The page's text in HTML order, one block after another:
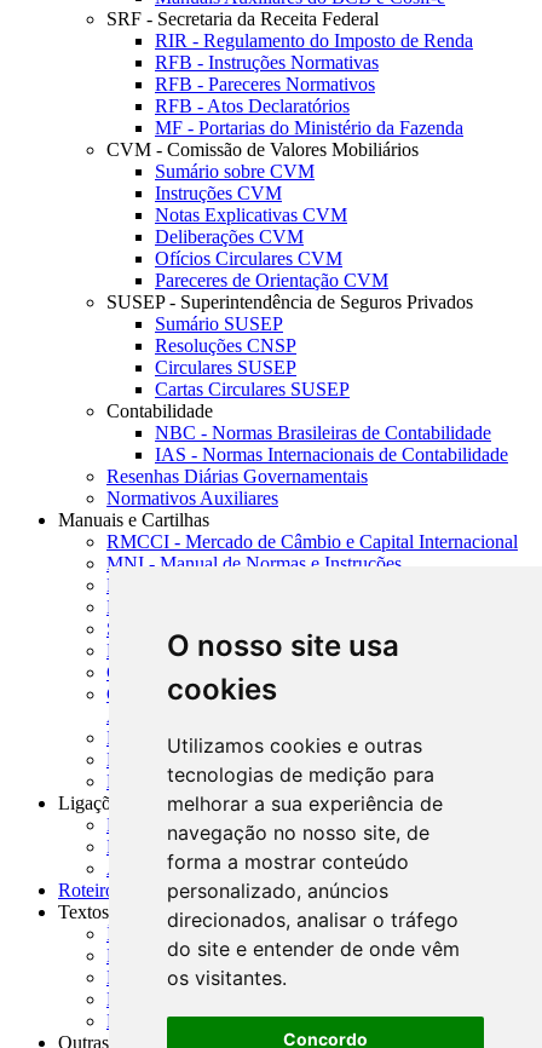
O nosso site usa
cookies
Utilizamos cookies e outras
tecnologias de medição para
melhorar a sua experiência de
navegação no nosso site, de
forma a mostrar conteúdo
personalizado, anúncios
direcionados, analisar o tráfego
do site e entender de onde vêm
os visitantes.
Concordo
SRF - Secretaria da Receita Federal
RIR - Regulamento do Imposto de Renda
RFB - Instruções Normativas
RFB - Pareceres Normativos
RFB - Atos Declaratórios
MF - Portarias do Ministério da Fazenda
CVM - Comissão de Valores Mobiliários
Sumário sobre CVM
Instruções CVM
Notas Explicativas CVM
Deliberações CVM
Ofícios Circulares CVM
Pareceres de Orientação CVM
SUSEP - Superintendência de Seguros Privados
Sumário SUSEP
Resoluções CNSP
Circulares SUSEP
Cartas Circulares SUSEP
Contabilidade
NBC - Normas Brasileiras de Contabilidade
IAS - Normas Internacionais de Contabilidade
Resenhas Diárias Governamentais
Normativos Auxiliares
Manuais e Cartilhas
RMCCI - Mercado de Câmbio e Capital Internacional
MNI - Manual de Normas e Instruções
MTVM - Manual de Títulos e Valores Mobiliários
MCR - Manual de Crédito Rural
SISORF - Manual de Organização do SFN
MASUP - Manual de Supervisão Bancária
CADOC - Catálogo de Documentos
CNAE-CONCLA - Classificação Nacional de
Atividades Econômicas
PMF - Cartilhas do BCB
Manuais Auxiliares do BCB e Cosif-e
Resenhas Diárias Governamentais
Ligações Externas
Links Úteis
Presidência da República
Agências Nacionais Reguladoras
Roteiros para Estudos
Textos
Índice de Textos
Editorial
Monografias
Na Imprensa
Fórum de Discussão
Outras ferramentas